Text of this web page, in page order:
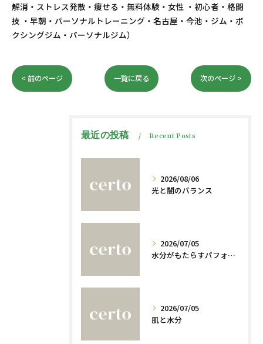
解消・ストレス発散・痩せる・無料体験・女性 ・初心者・格闘
技 ・早朝・パーソナルトレーニング・名古屋・今池・ジム・ボ
クシングジム・パーソナルジム）
< 前のページ 一覧に戻る 次のページ >
最近の投稿 Recent Posts
2026/08/06
光と闇のバランス
2026/07/05
水分がもたらすパフォーマンスへの影響
2026/07/05
肌と水分